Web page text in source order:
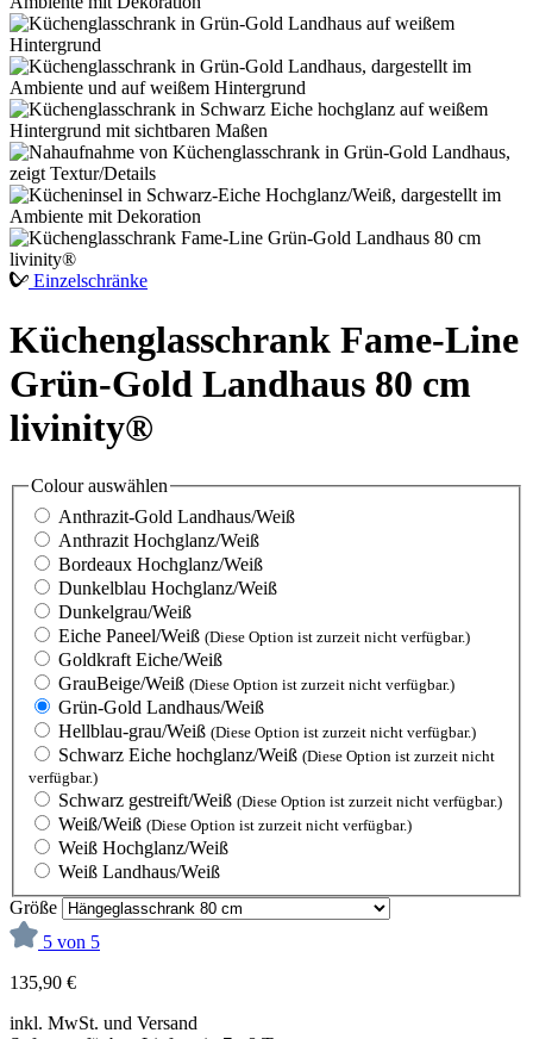
Einzelschränke
Küchenglasschrank Fame-Line
Grün-Gold Landhaus 80 cm
livinity®
Colourauswählen
Anthrazit-Gold Landhaus/Weiß
Anthrazit Hochglanz/Weiß
Bordeaux Hochglanz/Weiß
Dunkelblau Hochglanz/Weiß
Dunkelgrau/Weiß
Eiche Paneel/Weiß (Diese Option ist zurzeit nicht verfügbar.)
Goldkraft Eiche/Weiß
GrauBeige/Weiß (Diese Option ist zurzeit nicht verfügbar.)
Grün-Gold Landhaus/Weiß
Hellblau-grau/Weiß (Diese Option ist zurzeit nicht verfügbar.)
Schwarz Eiche hochglanz/Weiß (Diese Option ist zurzeit nicht
verfügbar.)
Schwarz gestreift/Weiß (Diese Option ist zurzeit nicht verfügbar.)
Weiß/Weiß (Diese Option ist zurzeit nicht verfügbar.)
Weiß Hochglanz/Weiß
Weiß Landhaus/Weiß
Größe
5 von 5
135,90 €
inkl. MwSt. und Versand